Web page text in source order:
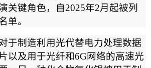
关键角色，自2025年2月起被列
单。
于制造利用光代替电力处理数据
以及用于光纤和6G网络的高速光